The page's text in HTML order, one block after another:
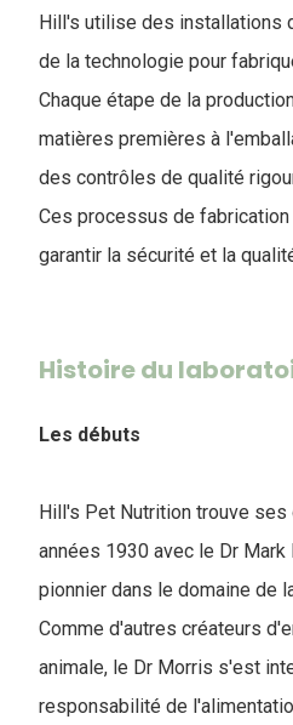
Hill's utilise des installations
de la technologie pour
Chaque étape de la
matières premières à
des contrôles de qualité
Ces processus de
garantir la sécurité et la
Histoire du
Les débuts
Hill's Pet Nutrition trouve
années 1930 avec le Dr Mark
pionnier dans le domaine de
Comme d'autres créateurs
animale, le Dr Morris s'est
responsabilité de